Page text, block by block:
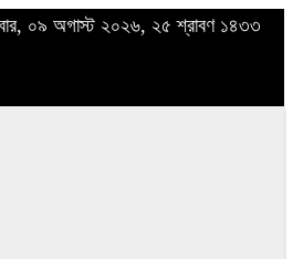
০৯ অগাস্ট ২০২৬, ২৫ শ্রাবণ ১৪৩৩